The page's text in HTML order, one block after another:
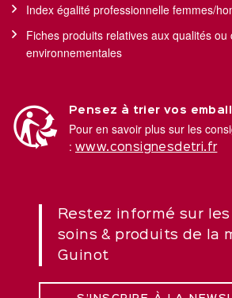
Index égalité professionnelle femmes/
Fiches produits relatives aux qualités ou
environnementales
Pensez à trier vos
Pour en savoir plus sur les
: www.consignesdetri.fr
Restez informé sur
soins & produits de la
Guinot